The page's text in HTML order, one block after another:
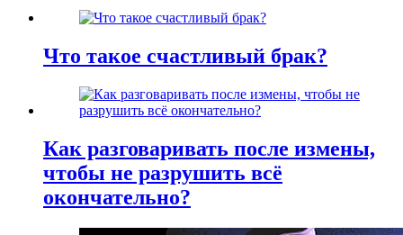
Что такое счастливый брак?
Как разговаривать после измены,
чтобы не разрушить всё
окончательно?